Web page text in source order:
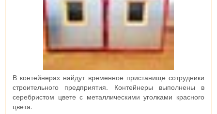
В контейнерах найдут временное пристанище сотрудники
строительного предприятия. Контейнеры выполнены в
серебристом цвете с металлическими уголками красного
цвета.